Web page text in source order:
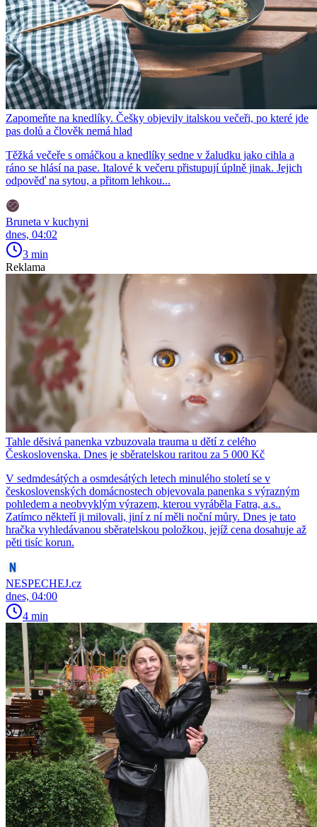
Zapomeňte na knedlíky. Češky objevily italskou večeři, po které jde
pas dolů a člověk nemá hlad
Těžká večeře s omáčkou a knedlíky sedne v žaludku jako cihla a
ráno se hlásí na pase. Italové k večeru přistupují úplně jinak. Jejich
odpověď na sytou, a přitom lehkou...
Bruneta v kuchyni
dnes, 04:02
3 min
Reklama
Tahle děsivá panenka vzbuzovala trauma u dětí z celého
Československa. Dnes je sběratelskou raritou za 5 000 Kč
V sedmdesátých a osmdesátých letech minulého století se v
československých domácnostech objevovala panenka s výrazným
pohledem a neobvyklým výrazem, kterou vyráběla Fatra, a.s..
Zatímco někteří ji milovali, jiní z ní měli noční můry. Dnes je tato
hračka vyhledávanou sběratelskou položkou, jejíž cena dosahuje až
pěti tisíc korun.
NESPECHEJ.cz
dnes, 04:00
4 min